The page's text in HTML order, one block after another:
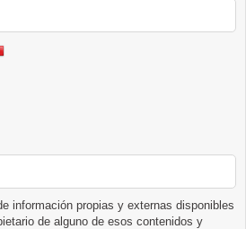
información propias y externas disponibles
de alguno de esos contenidos y